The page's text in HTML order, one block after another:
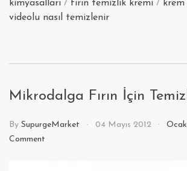
kimyasalları / fırın temizlik kremi / krem
videolu nasıl temizlenir
Mikrodalga Fırın İçin
By SupurgeMarket 04 Mayıs 2012 Ocak
Comment